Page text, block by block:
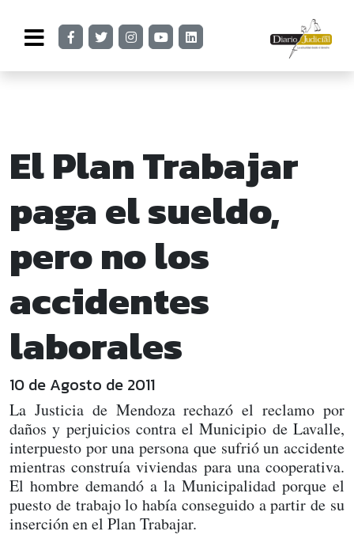
El Plan Trabajar
paga el sueldo,
pero no los
accidentes
laborales
10 de Agosto de 2011
La Justicia de Mendoza rechazó el reclamo por
daños y perjuicios contra el Municipio de Lavalle,
interpuesto por una persona que sufrió un accidente
mientras construía viviendas para una cooperativa.
El hombre demandó a la Municipalidad porque el
puesto de trabajo lo había conseguido a partir de su
inserción en el Plan Trabajar.